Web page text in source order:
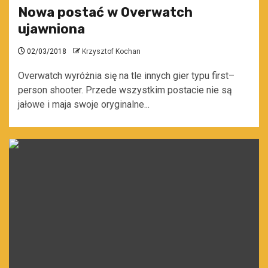
Nowa postać w Overwatch
ujawniona
02/03/2018 Krzysztof Kochan
Overwatch wyróżnia się na tle innych gier typu first–
person shooter. Przede wszystkim postacie nie są
jałowe i maja swoje oryginalne...